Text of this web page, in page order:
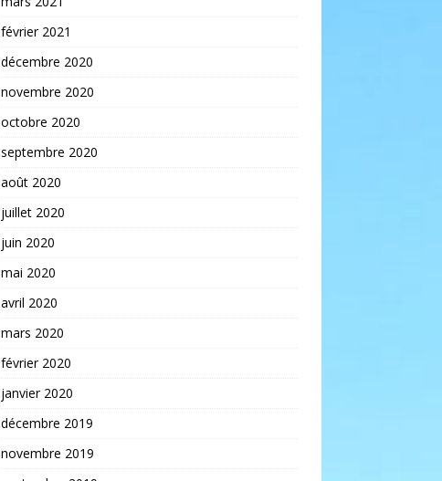
février 2021
décembre 2020
novembre 2020
octobre 2020
septembre 2020
août 2020
juillet 2020
juin 2020
mai 2020
avril 2020
mars 2020
février 2020
janvier 2020
décembre 2019
novembre 2019